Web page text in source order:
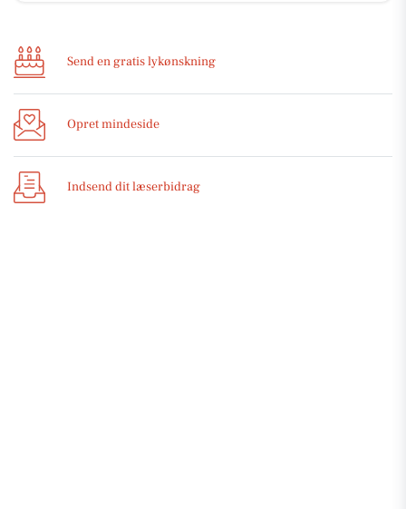
Send en gratis lykønskning
Opret mindeside
Indsend dit læserbidrag